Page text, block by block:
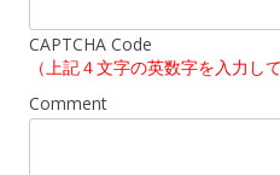
CAPTCHA Code
（上記４文字の英数字を入力し
Comment